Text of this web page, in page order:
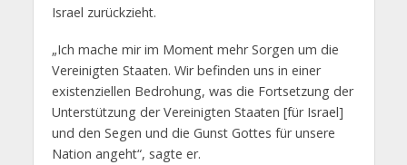
Israel zurückzieht.
„Ich mache mir im Moment mehr Sorgen um die
Vereinigten Staaten. Wir befinden uns in einer
existenziellen Bedrohung, was die Fortsetzung der
Unterstützung der Vereinigten Staaten [für Israel]
und den Segen und die Gunst Gottes für unsere
Nation angeht“, sagte er.